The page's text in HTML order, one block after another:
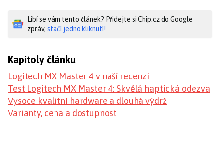
Líbí se vám tento článek? Přidejte si Chip.cz do Google
zpráv, stačí jedno kliknutí!
Kapitoly článku
Logitech MX Master 4 v naší recenzi
Test Logitech MX Master 4: Skvělá haptická odezva
Vysoce kvalitní hardware a dlouhá výdrž
Varianty, cena a dostupnost